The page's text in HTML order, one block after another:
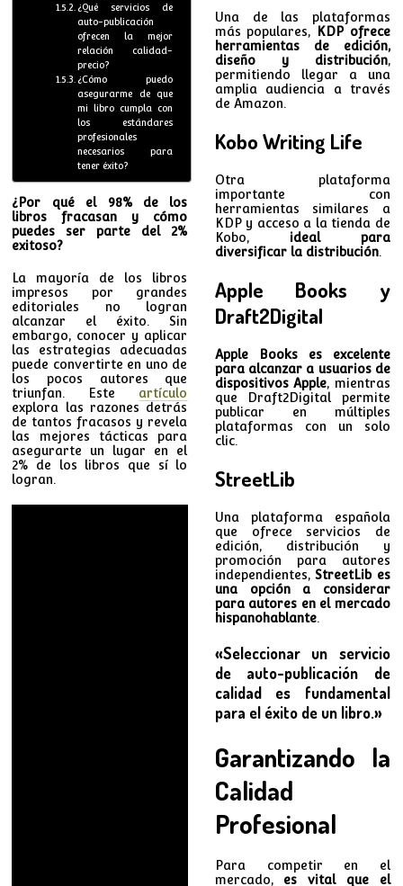
¿Qué servicios de
auto-publicación
ofrecen la mejor
relación calidad-
precio?
¿Cómo puedo
asegurarme de que
mi libro cumpla con
los estándares
profesionales
necesarios para
tener éxito?
¿Por qué el 98% de los
libros fracasan y cómo
puedes ser parte del 2%
exitoso?
La mayoría de los libros
impresos por grandes
editoriales no logran
alcanzar el éxito. Sin
embargo, conocer y aplicar
las estrategias adecuadas
puede convertirte en uno de
los pocos autores que
triunfan. Este artículo
explora las razones detrás
de tantos fracasos y revela
las mejores tácticas para
asegurarte un lugar en el
2% de los libros que sí lo
logran.
Una de las plataformas
más populares,
KDP ofrece
herramientas de edición,
diseño y distribución,
permitiendo llegar a una
amplia audiencia a través
de Amazon.
Kobo Writing Life
Otra plataforma
importante con
herramientas similares a
KDP y acceso a la tienda de
Kobo, ideal para
diversificar la distribución.
Apple Books y
Draft2Digital
Apple Books es excelente
para alcanzar a usuarios de
dispositivos Apple, mientras
que Draft2Digital permite
publicar en múltiples
plataformas con un solo
clic.
StreetLib
Una plataforma española
que ofrece servicios de
edición, distribución y
promoción para autores
independientes, StreetLib es
una opción a considerar
para autores en el mercado
hispanohablante.
«Seleccionar un servicio
de auto-publicación de
calidad es fundamental
para el éxito de un libro.»
Garantizando la
Calidad
Profesional
Para competir en el
mercado, es vital que el